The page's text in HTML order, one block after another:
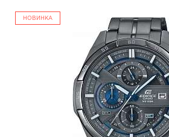
НОВИНКА
Edifice
EFR-556GY-1A
i